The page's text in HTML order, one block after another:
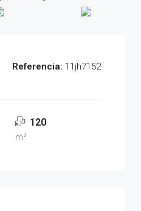
Referencia: 11jh7152
120
m²